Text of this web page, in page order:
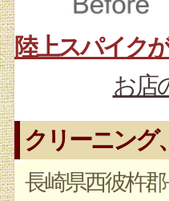
お店
クリーニング
長崎県西彼杵